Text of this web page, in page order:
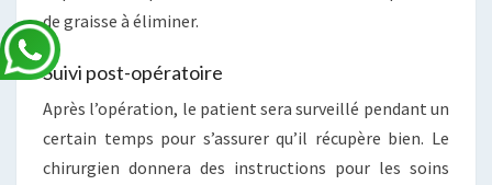
de graisse à éliminer.
Suivi post-opératoire
Après l’opération, le patient sera surveillé pendant un
certain temps pour s’assurer qu’il récupère bien. Le
chirurgien donnera des instructions pour les soins